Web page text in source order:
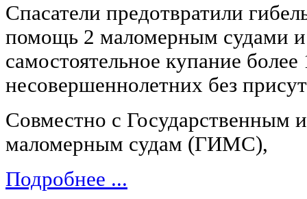
Спасатели предотвратили
помощь 2 маломерным судами и
самостоятельное купание более
несовершеннолетних без
Совместно с Государственным
маломерным судам (ГИМС),
Подробнее ...